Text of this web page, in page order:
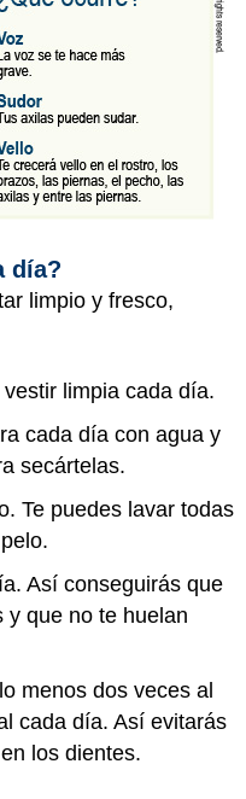
día?
limpio y fresco,
limpia cada día.
cada día con agua y
secártelas.
Te puedes lavar todas
Así conseguirás que
y que no te huelan
menos dos veces al
cada día. Así evitarás
los dientes.